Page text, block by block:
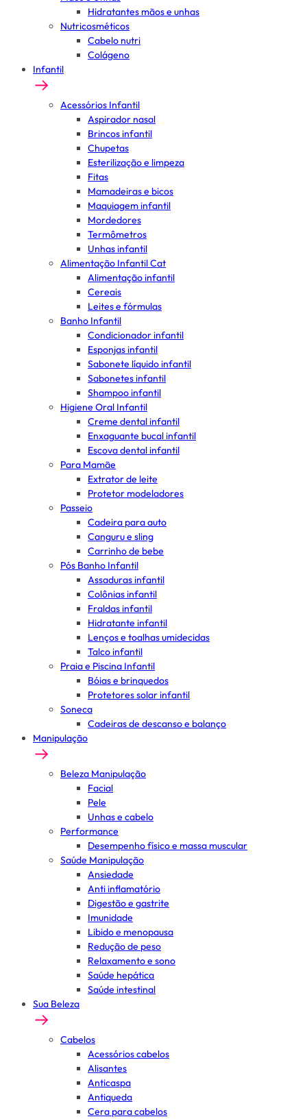
Hidratantes mãos e unhas
Nutricosméticos
Cabelo nutri
Colágeno
Infantil
Acessórios Infantil
Aspirador nasal
Brincos infantil
Chupetas
Esterilização e limpeza
Fitas
Mamadeiras e bicos
Maquiagem infantil
Mordedores
Termômetros
Unhas infantil
Alimentação Infantil Cat
Alimentação infantil
Cereais
Leites e fórmulas
Banho Infantil
Condicionador infantil
Esponjas infantil
Sabonete líquido infantil
Sabonetes infantil
Shampoo infantil
Higiene Oral Infantil
Creme dental infantil
Enxaguante bucal infantil
Escova dental infantil
Para Mamãe
Extrator de leite
Protetor modeladores
Passeio
Cadeira para auto
Canguru e sling
Carrinho de bebe
Pós Banho Infantil
Assaduras infantil
Colônias infantil
Fraldas infantil
Hidratante infantil
Lenços e toalhas umidecidas
Talco infantil
Praia e Piscina Infantil
Bóias e brinquedos
Protetores solar infantil
Soneca
Cadeiras de descanso e balanço
Manipulação
Beleza Manipulação
Facial
Pele
Unhas e cabelo
Performance
Desempenho físico e massa muscular
Saúde Manipulação
Ansiedade
Anti inflamatório
Digestão e gastrite
Imunidade
Libido e menopausa
Redução de peso
Relaxamento e sono
Saúde hepática
Saúde intestinal
Sua Beleza
Cabelos
Acessórios cabelos
Alisantes
Anticaspa
Antiqueda
Cera para cabelos